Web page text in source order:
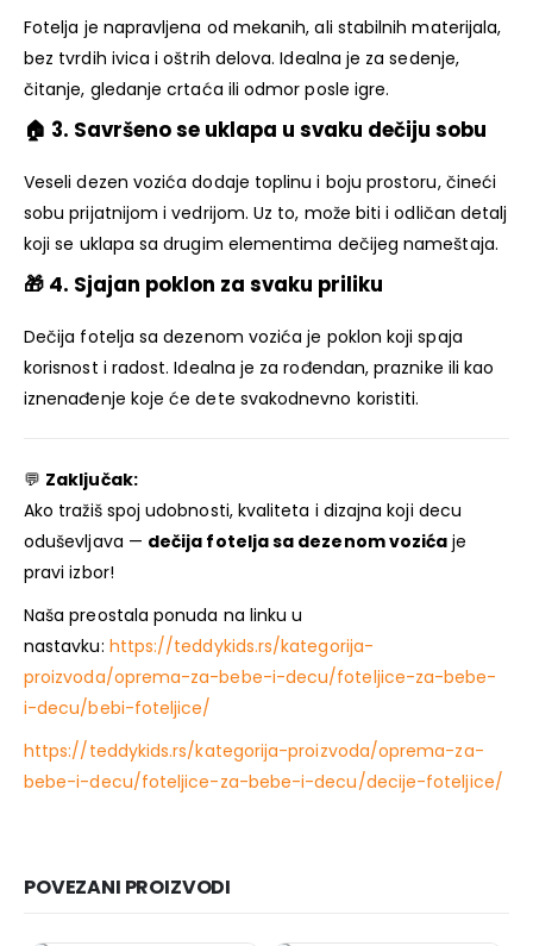
Fotelja je napravljena od mekanih, ali stabilnih materijala,
bez tvrdih ivica i oštrih delova. Idealna je za sedenje,
čitanje, gledanje crtaća ili odmor posle igre.
🏠 3. Savršeno se uklapa u svaku dečiju sobu
Veseli dezen vozića dodaje toplinu i boju prostoru, čineći
sobu prijatnijom i vedrijom. Uz to, može biti i odličan detalj
koji se uklapa sa drugim elementima dečijeg nameštaja.
🎁 4. Sjajan poklon za svaku priliku
Dečija fotelja sa dezenom vozića je poklon koji spaja
korisnost i radost. Idealna je za rođendan, praznike ili kao
iznenađenje koje će dete svakodnevno koristiti.
💬 Zaključak:
Ako tražiš spoj udobnosti, kvaliteta i dizajna koji decu
oduševljava — dečija fotelja sa dezenom vozića je
pravi izbor!
Naša preostala ponuda na linku u
nastavku: https://teddykids.rs/kategorija-
proizvoda/oprema-za-bebe-i-decu/foteljice-za-bebe-
i-decu/bebi-foteljice/
https://teddykids.rs/kategorija-proizvoda/oprema-za-
bebe-i-decu/foteljice-za-bebe-i-decu/decije-foteljice/
POVEZANI PROIZVODI